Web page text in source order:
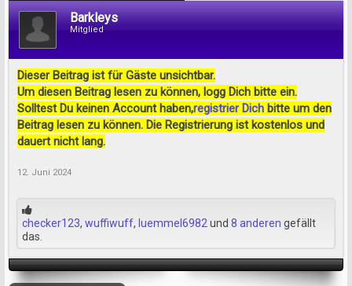
Barkleys
Mitglied
Dieser Beitrag ist für Gäste unsichtbar.
Um diesen Beitrag lesen zu können, logg Dich bitte ein.
Solltest Du keinen Account haben,registrier Dich bitte um den
Beitrag lesen zu können. Die Registrierung ist kostenlos und
dauert nicht lang.
12. Juni 2024
checker123, wuffiwuff, luemmel6982 und 8 anderen gefällt
das.